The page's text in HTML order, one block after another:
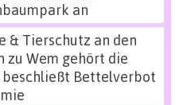
an
& Tierschutz an den
zu Wem gehört die
Bettelverbot